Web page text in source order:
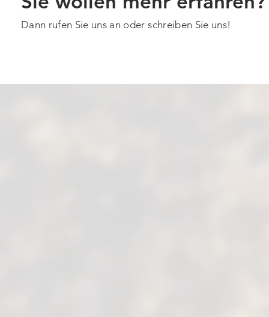
Dann rufen Sie uns an oder schreiben Sie uns!